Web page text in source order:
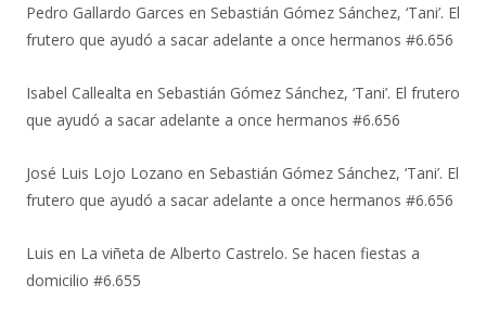
Pedro Gallardo Garces en Sebastián Gómez Sánchez, ‘Tani’. El
frutero que ayudó a sacar adelante a once hermanos #6.656
Isabel Callealta en Sebastián Gómez Sánchez, ‘Tani’. El frutero
que ayudó a sacar adelante a once hermanos #6.656
José Luis Lojo Lozano en Sebastián Gómez Sánchez, ‘Tani’. El
frutero que ayudó a sacar adelante a once hermanos #6.656
Luis en La viñeta de Alberto Castrelo. Se hacen fiestas a
domicilio #6.655